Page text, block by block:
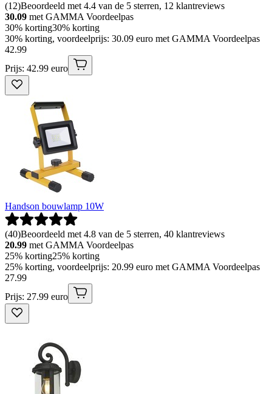
(12)Beoordeeld met 4.4 van de 5 sterren, 12 klantreviews
30.09 met GAMMA Voordeelpas
30% korting30% korting
30% korting, voordeelprijs: 30.09 euro met GAMMA Voordeelpas
42.99
Prijs: 42.99 euro
Handson bouwlamp 10W
(40)Beoordeeld met 4.8 van de 5 sterren, 40 klantreviews
20.99 met GAMMA Voordeelpas
25% korting25% korting
25% korting, voordeelprijs: 20.99 euro met GAMMA Voordeelpas
27.99
Prijs: 27.99 euro